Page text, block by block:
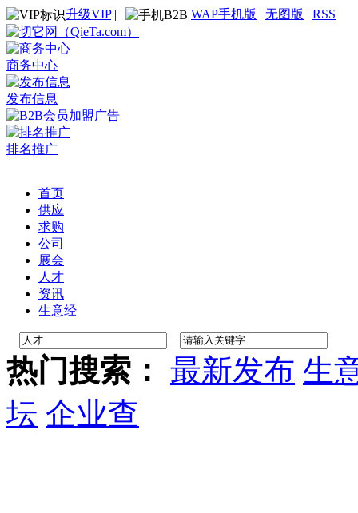
升级VIP| | WAP手机版 | 无图版 | RSS
商务中心
发布信息
排名推广
首页
供应
求购
公司
展会
人才
资讯
生意经
热门搜索： 最新发布 生
坛 企业查